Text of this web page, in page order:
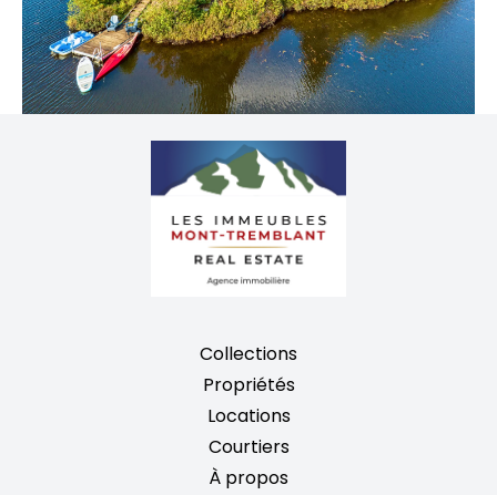
Collections
Propriétés
Locations
Courtiers
À propos